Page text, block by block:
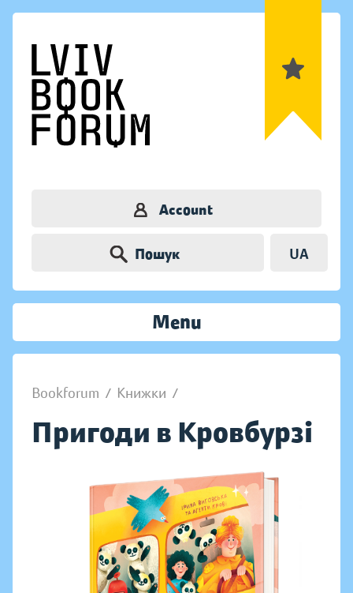
Account
Пошук UA
Menu
Bookforum / Книжки /
Пригоди в Кровбурзі